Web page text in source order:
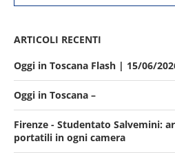
ARTICOLI RECENTI
Oggi in Toscana Flash | 15/06/
Oggi in Toscana –
Firenze - Studentato Salvemini:
portatili in ogni camera